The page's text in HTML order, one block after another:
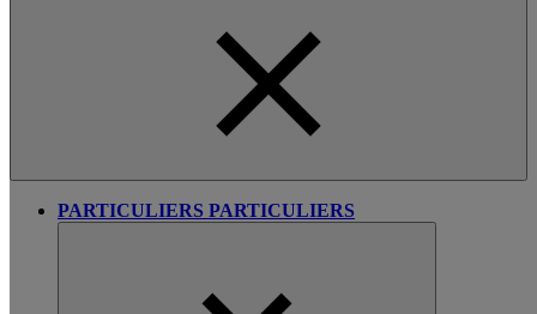
PARTICULIERS PARTICULIERS